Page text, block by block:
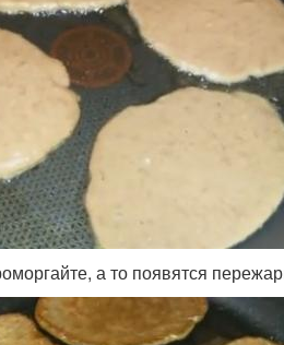
а то появятся